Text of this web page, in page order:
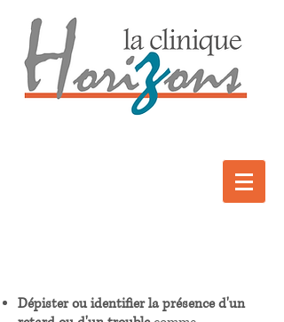
Dépister ou identifier laprésence d'un